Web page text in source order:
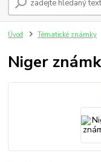
Úvod Tématické známky
Niger